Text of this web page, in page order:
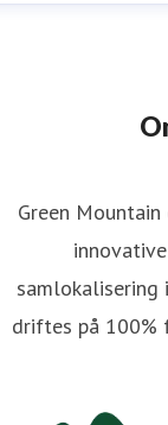
Green
samlokalisering
driftes på 100%